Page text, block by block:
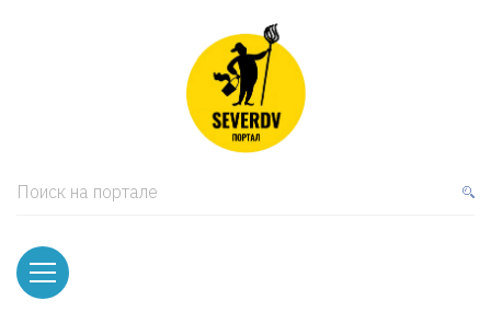
Поиск на портале
и тумбы